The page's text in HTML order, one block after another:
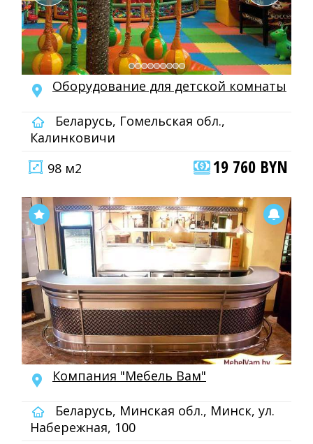
Оборудование для детской комнаты
Беларусь, Гомельская обл.,
Калинковичи
98 м2
19 760 BYN
Компания "Мебель Вам"
Беларусь, Минская обл., Минск, ул.
Набережная, 100